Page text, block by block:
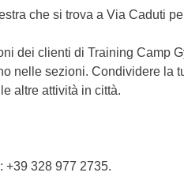
che si trova a Via Caduti
dei clienti di Training Camp
nelle sezioni. Condividere la
altre attività in città.
+39 328 977 2735.